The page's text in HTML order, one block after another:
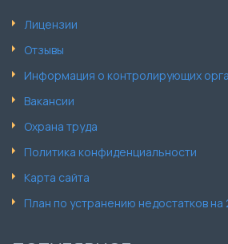
Лицензии
Отзывы
Информация о контролирующих
Вакансии
Охрана труда
Политика конфиденциальности
Карта сайта
План по устранению недостатков на